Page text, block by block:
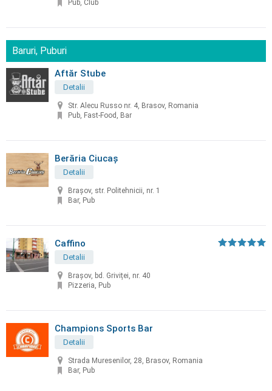
Pub, Club
Baruri, Puburi
Aftăr Stube
Detalii
Str. Alecu Russo nr. 4, Brasov, Romania
Pub, Fast-Food, Bar
Berăria Ciucaș
Detalii
Brașov, str. Politehnicii, nr. 1
Bar, Pub
Caffino
Detalii
Braşov, bd. Griviței, nr. 40
Pizzeria, Pub
Champions Sports Bar
Detalii
Strada Muresenilor, 28, Brasov, Romania
Bar, Pub